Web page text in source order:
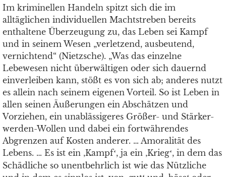
Im kriminellen Handeln spitzt sich die im
alltäglichen individuellen Machtstreben bereits
enthaltene Überzeugung zu, das Leben sei Kampf
und in seinem Wesen „verletzend, ausbeutend,
vernichtend“ (Nietzsche). „Was das einzelne
Lebewesen nicht überwältigen oder sich dauernd
einverleiben kann, stößt es von sich ab; anderes nutzt
es allein nach seinem eigenen Vorteil. So ist Leben in
allen seinen Äußerungen ein Abschätzen und
Vorziehen, ein unablässigeres Größer- und Stärker-
werden-Wollen und dabei ein fortwährendes
Abgrenzen auf Kosten anderer. … Amoralität des
Lebens. … Es ist ein ‚Kampf‘, ja ein ‚Krieg‘, in dem das
Schädliche so unentbehrlich ist wie das Nützliche